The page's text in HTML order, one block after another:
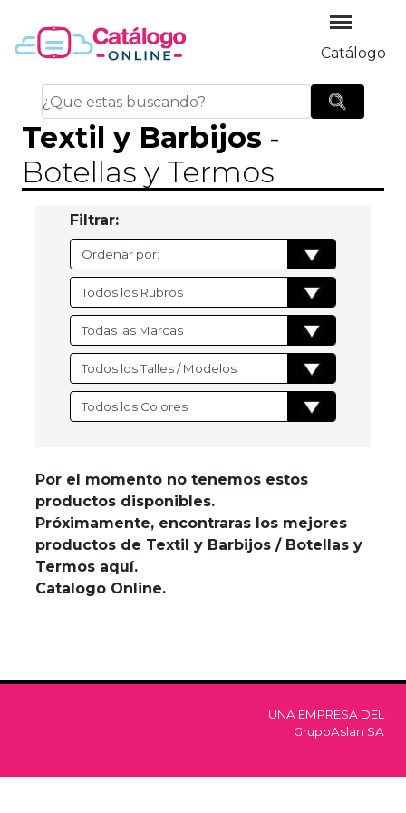
Catálogo
Textil y Barbijos -
Botellas y Termos
Filtrar:
Por el momento no tenemos estos
productos disponibles.
Próximamente, encontraras los mejores
productos de Textil y Barbijos / Botellas y
Termos aquí.
Catalogo Online.
UNA EMPRESA DEL
GrupoAslan SA